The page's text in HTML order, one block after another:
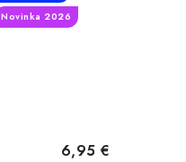
Novinka 2026
6,95 €